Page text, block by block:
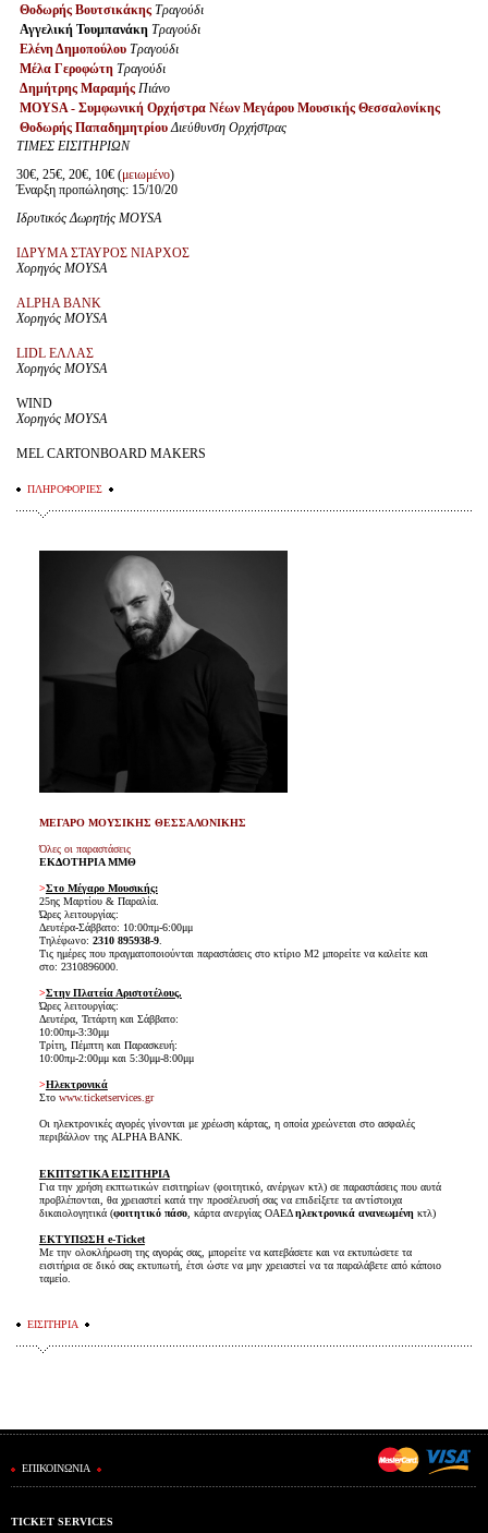
Θοδωρής Βουτσικάκης Τραγούδι
Αγγελική Τουμπανάκη Τραγούδι
Ελένη Δημοπούλου Τραγούδι
Μέλα Γεροφώτη Τραγούδι
Δημήτρης Μαραμής Πιάνο
MOYSA - Συμφωνική Ορχήστρα Νέων Μεγάρου Μουσικής Θεσσαλονίκης
Θοδωρής Παπαδημητρίου Διεύθυνση Ορχήστρας
ΤΙΜΕΣ ΕΙΣΙΤΗΡΙΩΝ
30€, 25€, 20€, 10€ (μειωμένο)
Έναρξη προπώλησης: 15/10/20
Ιδρυτικός Δωρητής MOYSA
ΙΔΡΥΜΑ ΣΤΑΥΡΟΣ ΝΙΑΡΧΟΣ
Χορηγός MOYSA
ALPHA BANK
Χορηγός MOYSA
LIDL ΕΛΛΑΣ
Χορηγός MOYSA
WIND
Χορηγός MOYSA
MEL CARTONBOARD MAKERS
ΠΛΗΡΟΦΟΡΙΕΣ
ΜΕΓΑΡΟ ΜΟΥΣΙΚΗΣ ΘΕΣΣΑΛΟΝΙΚΗΣ
Όλες οι παραστάσεις
ΕΚΔΟΤΗΡΙΑ ΜΜΘ
>Στο Μέγαρο Μουσικής:
25ης Μαρτίου & Παραλία.
Ώρες λειτουργίας:
Δευτέρα-Σάββατο: 10:00πμ-6:00μμ
Τηλέφωνο: 2310 895938-9.
Τις ημέρες που πραγματοποιούνται παραστάσεις στο κτίριο Μ2 μπορείτε να καλείτε και
στο: 2310896000.
>Στην Πλατεία Αριστοτέλους.
Ώρες λειτουργίας:
Δευτέρα, Τετάρτη και Σάββατο:
10:00πμ-3:30μμ
Τρίτη, Πέμπτη και Παρασκευή:
10:00πμ-2:00μμ και 5:30μμ-8:00μμ
>Ηλεκτρονικά
Στο www.ticketservices.gr
Οι ηλεκτρονικές αγορές γίνονται με χρέωση κάρτας, η οποία χρεώνεται στο ασφαλές
περιβάλλον της ALPHA BANK.
ΕΚΠΤΩΤΙΚΑ ΕΙΣΙΤΗΡΙΑ
Για την χρήση εκπτωτικών εισιτηρίων (φοιτητικό, ανέργων κτλ) σε παραστάσεις που αυτά
προβλέπονται, θα χρειαστεί κατά την προσέλευσή σας να επιδείξετε τα αντίστοιχα
δικαιολογητικά (φοιτητικό πάσο, κάρτα ανεργίας ΟΑΕΔηλεκτρονικά ανανεωμένη κτλ)
ΕΚΤΥΠΩΣΗ e-Ticket
Με την ολοκλήρωση της αγοράς σας, μπορείτε να κατεβάσετε και να εκτυπώσετε τα
εισιτήρια σε δικό σας εκτυπωτή, έτσι ώστε να μην χρειαστεί να τα παραλάβετε από κάποιο
ταμείο.
ΕΙΣΙΤΗΡΙΑ
ΕΠΙΚΟΙΝΩΝΙΑ
TICKET SERVICES